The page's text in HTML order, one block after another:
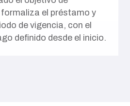
el préstamo y
de vigencia, con el
definido desde el inicio.